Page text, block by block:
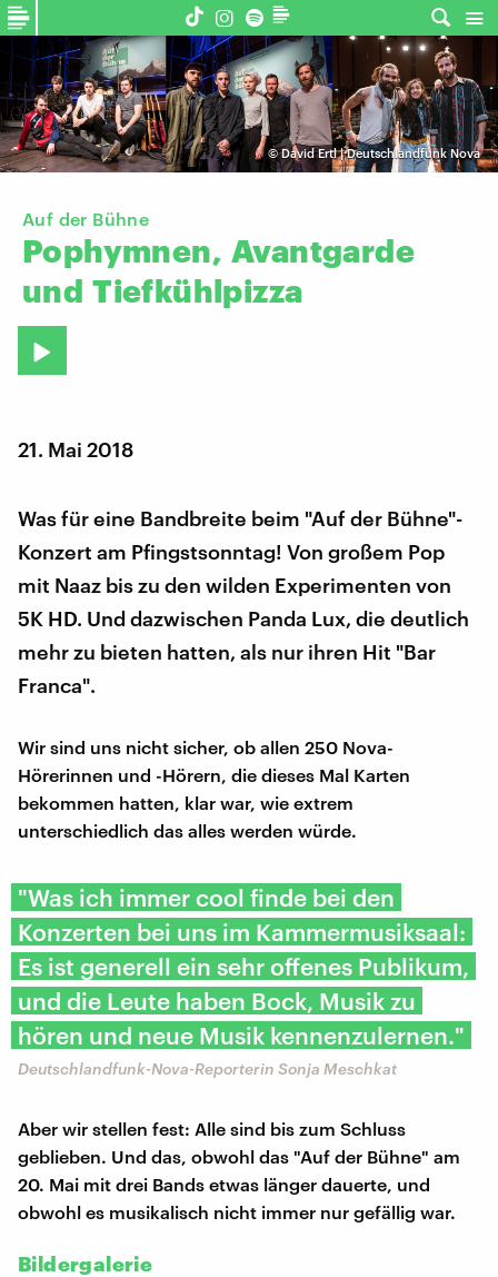
©David Ertl | Deutschlandfunk Nova
Auf der Bühne
Pophymnen, Avantgarde
und Tiefkühlpizza
21. Mai 2018
Was für eine Bandbreite beim "Auf der Bühne"-
Konzert am Pfingstsonntag! Von großem Pop
mit Naaz bis zu den wilden Experimenten von
5K HD. Und dazwischen Panda Lux, die deutlich
mehr zu bieten hatten, als nur ihren Hit "Bar
Franca".
Wir sind uns nicht sicher, ob allen 250 Nova-
Hörerinnen und -Hörern, die dieses Mal Karten
bekommen hatten, klar war, wie extrem
unterschiedlich das alles werden würde.
"Was ich immer cool finde bei den
Konzerten bei uns im Kammermusiksaal:
Es ist generell ein sehr offenes Publikum,
und die Leute haben Bock, Musik zu
hören und neue Musik kennenzulernen."
Deutschlandfunk-Nova-Reporterin Sonja Meschkat
Aber wir stellen fest: Alle sind bis zum Schluss
geblieben. Und das, obwohl das "Auf der Bühne" am
20. Mai mit drei Bands etwas länger dauerte, und
obwohl es musikalisch nicht immer nur gefällig war.
Bildergalerie